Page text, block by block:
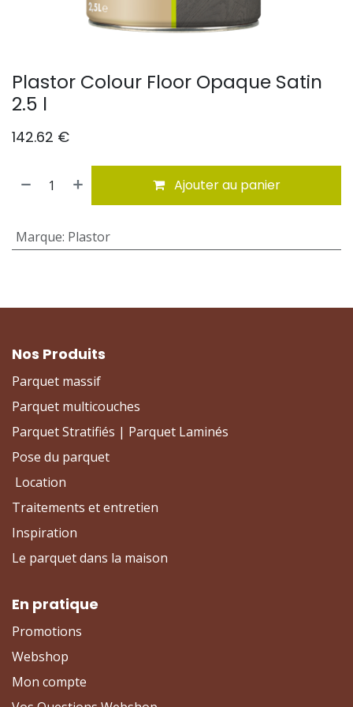
Plastor Colour Floor Opaque Satin
2.5 l
142.62 €
Ajouter au panier
Marque: Plastor
Nos Produits
Parquet massif
Parquet multicouches
Parquet Stratifiés | Parquet Laminés
Pose du parquet
Location
Traitements et entretien
Inspiration
Le parquet dans la maison
En pratique
Promotions
Webshop
Mon compte